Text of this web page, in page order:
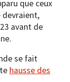
que ceux
devraient,
avant de
se fait
hausse des